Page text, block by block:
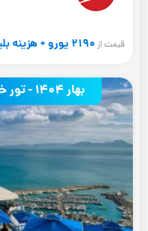
قیمت از 2190 یورو + هزینه بلیط هواپیما
بهار 1404 - تور خاص و لوکس فصلی